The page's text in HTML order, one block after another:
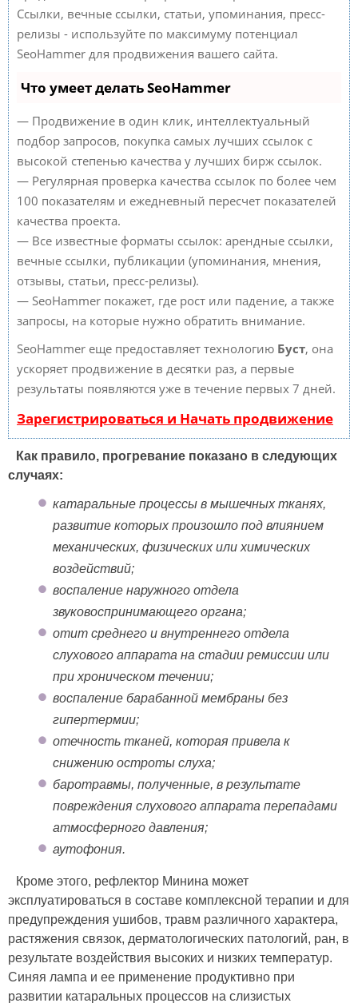
Ссылки, вечные ссылки, статьи, упоминания, пресс-
релизы - используйте по максимуму потенциал
SeoHammer для продвижения вашего сайта.
Что умеет делать SeoHammer
— Продвижение в один клик, интеллектуальный
подбор запросов, покупка самых лучших ссылок с
высокой степенью качества у лучших бирж ссылок.
— Регулярная проверка качества ссылок по более чем
100 показателям и ежедневный пересчет показателей
качества проекта.
— Все известные форматы ссылок: арендные ссылки,
вечные ссылки, публикации (упоминания, мнения,
отзывы, статьи, пресс-релизы).
— SeoHammer покажет, где рост или падение, а также
запросы, на которые нужно обратить внимание.
SeoHammer еще предоставляет технологию Буст, она
ускоряет продвижение в десятки раз, а первые
результаты появляются уже в течение первых 7 дней.
Зарегистрироваться и Начать продвижение
Как правило, прогревание показано в следующих
случаях:
катаральные процессы в мышечных тканях,
развитие которых произошло под влиянием
механических, физических или химических
воздействий;
воспаление наружного отдела
звуковоспринимающего органа;
отит среднего и внутреннего отдела
слухового аппарата на стадии ремиссии или
при хроническом течении;
воспаление барабанной мембраны без
гипертермии;
отечность тканей, которая привела к
снижению остроты слуха;
баротравмы, полученные, в результате
повреждения слухового аппарата перепадами
атмосферного давления;
аутофония.
Кроме этого, рефлектор Минина может
эксплуатироваться в составе комплексной терапии и для
предупреждения ушибов, травм различного характера,
растяжения связок, дерматологических патологий, ран, в
результате воздействия высоких и низких температур.
Синяя лампа и ее применение продуктивно при
развитии катаральных процессов на слизистых